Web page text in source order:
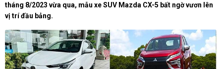
tháng 8/2023 vừa qua, mẫu xe SUV Mazda CX-5 bất ngờ vươn lên
vị trí đầu bảng.